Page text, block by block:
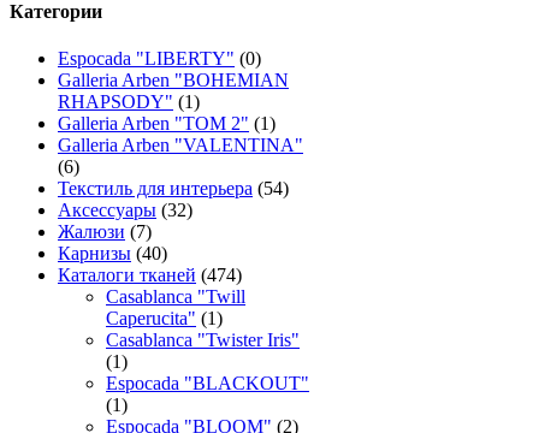
Категории
Espocada "LIBERTY" (0)
Galleria Arben "BOHEMIAN
RHAPSODY" (1)
Galleria Arben "TOM 2" (1)
Galleria Arben "VALENTINA"
(6)
Текстиль для интерьера (54)
Аксессуары (32)
Жалюзи (7)
Карнизы (40)
Каталоги тканей (474)
Casablanca "Twill
Caperucita" (1)
Casablanca "Twister Iris"
(1)
Espocada "BLACKOUT"
(1)
Espocada "BLOOM" (2)